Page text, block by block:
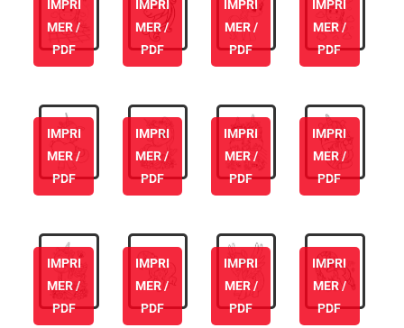
IMPRI
MER /
PDF
IMPRI
MER /
PDF
IMPRI
MER /
PDF
IMPRI
MER /
PDF
IMPRI
MER /
PDF
IMPRI
MER /
PDF
IMPRI
MER /
PDF
IMPRI
MER /
PDF
IMPRI
MER /
PDF
IMPRI
MER /
PDF
IMPRI
MER /
PDF
IMPRI
MER /
PDF